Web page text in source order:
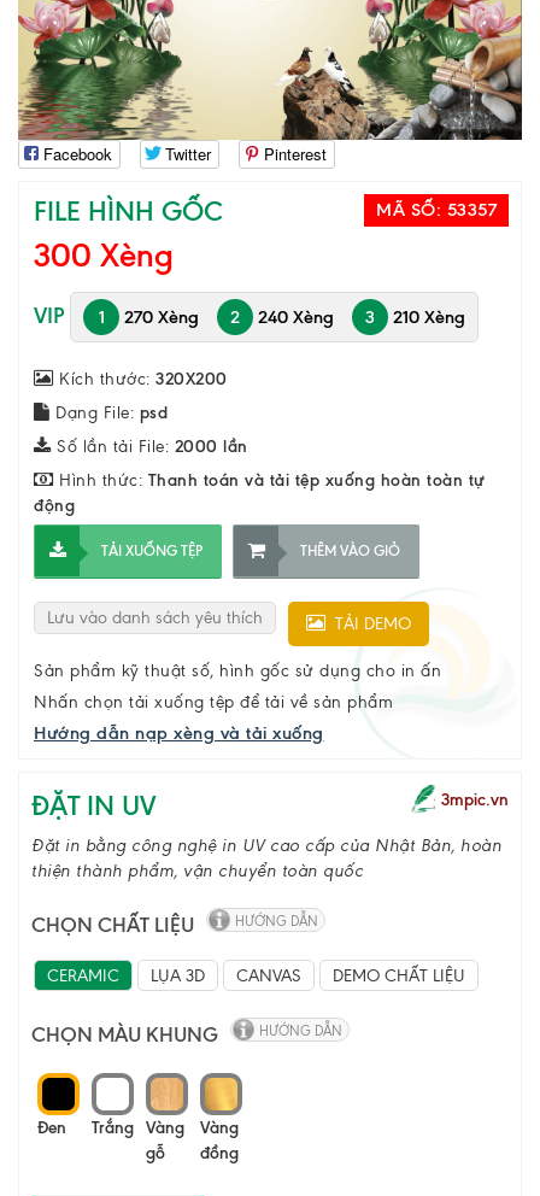
Facebook Twitter Pinterest
FILE HÌNH GỐC MÃ SỐ: 53357
300 Xèng
VIP 1 270 Xèng 2 240 Xèng 3 210 Xèng
Kích thước: 320X200
Dạng File: psd
Số lần tải File: 2000 lần
Hình thức: Thanh toán và tải tệp xuống hoàn toàn tự
động
TẢI XUỐNG TỆP THÊM VÀO GIỎ
Lưu vào danh sách yêu thích TẢI DEMO
Sản phẩm kỹ thuật số, hình gốc sử dụng cho in ấn
Nhấn chọn tải xuống tệp để tải về sản phẩm
Hướng dẫn nạp xèng và tải xuống
ĐẶT IN UV 3mpic.vn
Đặt in bằng công nghệ in UV cao cấp của Nhật Bản, hoàn
thiện thành phẩm, vận chuyển toàn quốc
CHỌN CHẤT LIỆU HƯỚNG DẪN
CERAMIC LỤA 3D CANVAS DEMO CHẤT LIỆU
CHỌN MÀU KHUNG HƯỚNG DẪN
Đen Trắng Vàng
gỗ
Vàng
đồng